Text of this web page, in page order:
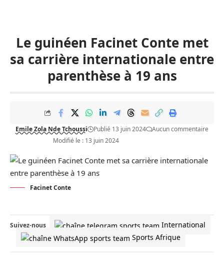
Le guinéen Facinet Conte met
sa carrière internationale entre
parenthèse à 19 ans
Emile Zola Nde Tchoussi Publié 13 juin 2024
Aucun commentaire
Modifié le : 13 juin 2024
Facinet Conte
Suivez-nous
International
Sports Afrique